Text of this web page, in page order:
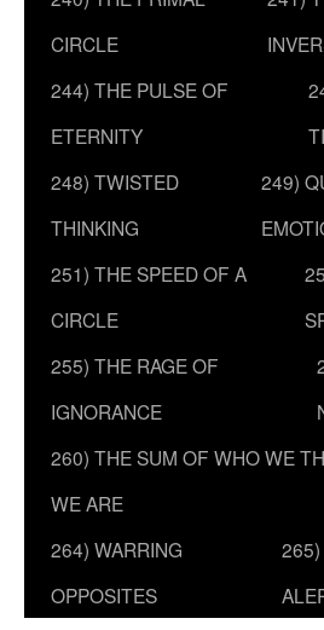
CIRCLE
244) THE PULSE OF
ETERNITY
248) TWISTED
THINKING
249)
251) THE SPEED OF A
CIRCLE
255) THE RAGE OF
IGNORANCE
260) THE SUM OF WHO WE
WE ARE
264) WARRING
OPPOSITES
265)